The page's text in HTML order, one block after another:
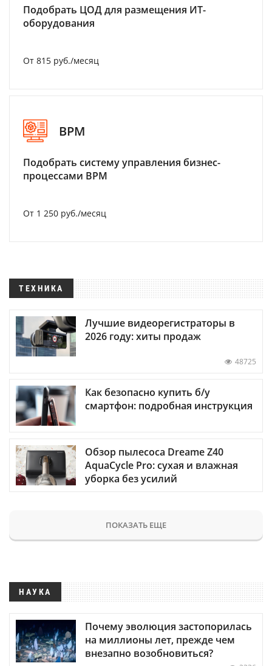
Подобрать ЦОД для размещения ИТ-
оборудования
От 815 руб./месяц
BPM
Подобрать систему управления бизнес-
процессами BPM
От 1 250 руб./месяц
ТЕХНИКА
Лучшие видеорегистраторы в
2026 году: хиты продаж
48725
Как безопасно купить б/у
смартфон: подробная инструкция
Обзор пылесоса Dreame Z40
AquaCycle Pro: сухая и влажная
уборка без усилий
ПОКАЗАТЬ ЕЩЕ
НАУКА
Почему эволюция застопорилась
на миллионы лет, прежде чем
внезапно возобновиться?